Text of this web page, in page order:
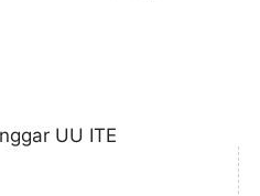
UU ITE